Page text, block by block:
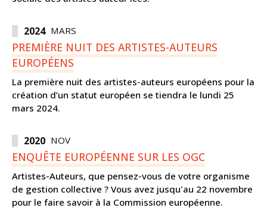
MARS
2024
PREMIÈRE NUIT DES ARTISTES-AUTEURS
EUROPÉENS
La première nuit des artistes-auteurs européens pour la
création d’un statut européen se tiendra le lundi 25
mars 2024.
NOV
2020
ENQUÊTE EUROPÉENNE SUR LES OGC
Artistes-Auteurs, que pensez-vous de votre organisme
de gestion collective ? Vous avez jusqu'au 22 novembre
pour le faire savoir à la Commission européenne.